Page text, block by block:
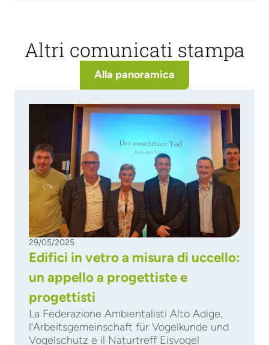
Altri comunicati stampa
Alla panoramica
29/05/2025
Edifici in vetro a misura di uccello:
un appello a progettiste e
progettisti
La Federazione Ambientalisti Alto Adige,
l’Arbeitsgemeinschaft für Vogelkunde und
Vogelschutz e il Naturtreff Eisvogel